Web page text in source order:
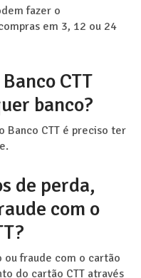
fazer o
em 3, 12 ou 24
CTT
banco?
Banco CTT é preciso ter
de perda,
com o
ou fraude com o cartão
do cartão CTT através